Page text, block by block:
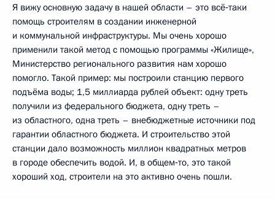
Я вижу основную задачу в нашей области – это всё‑таки
помощь строителям в создании инженерной
и коммунальной инфраструктуры. Мы очень хорошо
применили такой метод с помощью программы «Жилище»,
Министерство регионального развития нам хорошо
помогло. Такой пример: мы построили станцию первого
подъёма воды; 1,5 миллиарда рублей объект: одну треть
получили из федерального бюджета, одну треть –
из областного, одна треть – внебюджетные источники под
гарантии областного бюджета. И строительство этой
станции дало возможность миллион квадратных метров
в городе обеспечить водой. И, в общем‑то, это такой
хороший ход, строители на это активно очень пошли.